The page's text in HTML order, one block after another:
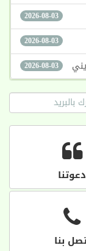
2026-08-03
2026-08-03
2026-08-03
دعوتنا
بنا